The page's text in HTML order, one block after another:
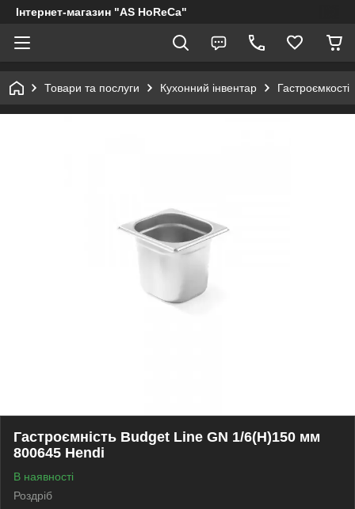
Інтернет-магазин "AS HoReCa"
Товари та послуги Кухонний інвентар Гастроємкості
Гастроємність Budget Line GN 1/6(H)150 мм
800645 Hendi
В наявності
Роздріб